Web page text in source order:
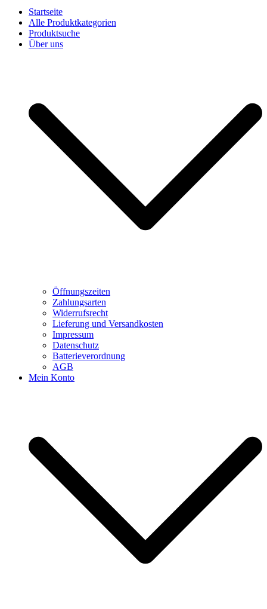
Startseite
Alle Produktkategorien
Produktsuche
Über uns
Öffnungszeiten
Zahlungsarten
Widerrufsrecht
Lieferung und Versandkosten
Impressum
Datenschutz
Batterieverordnung
AGB
Mein Konto